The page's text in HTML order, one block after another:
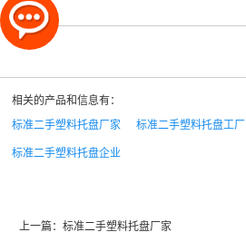
相关的产品和信息有：
标准二手塑料托盘厂家
标准二手塑料托盘工厂
标准二手塑料托盘企业
上一篇： 标准二手塑料托盘厂家